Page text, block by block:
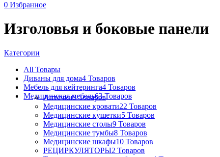
0 Избранное
Изголовья и боковые панели
Категории
All Товары
Диваны для дома4 Товаров
Мебель для кейтеринга4 Товаров
Медицинская мебель63 Товаров
Аптечки3 Товаров
Медицинские кровати22 Товаров
Медицинские кушетки5 Товаров
Медицинские столы9 Товаров
Медицинские тумбы8 Товаров
Медицинские шкафы10 Товаров
РЕЦИРКУЛЯТОРЫ2 Товаров